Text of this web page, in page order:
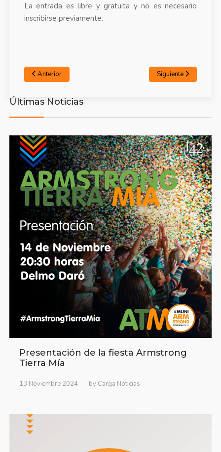
La entrada es libre y gratuita y no es necesario
inscribirse previamente.
Anterior Siguiente
Últimas Noticias
Presentación de la fiesta Armstrong
Tierra Mía
13 Noviembre 2024 by Carga Noticias